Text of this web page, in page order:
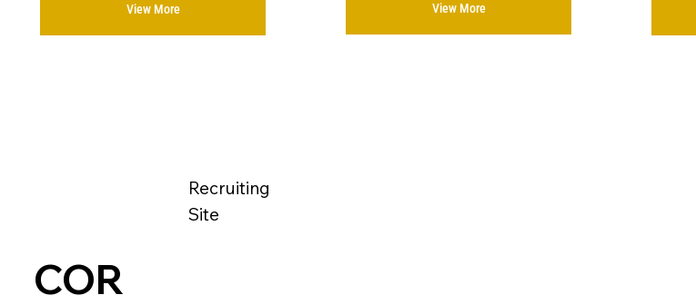
View More View More
Recruiting
Site
COR